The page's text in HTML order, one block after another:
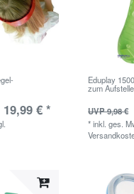
19,99 € *
Eduplay
zum
UVP 9,98 €
*inkl. ges.